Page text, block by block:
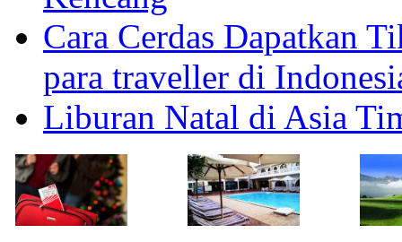
Cara Cerdas Dapatkan
para traveller di
Liburan Natal di Asia